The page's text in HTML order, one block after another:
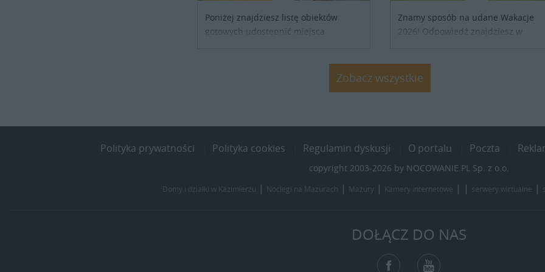
Poniżej znajdziesz listę obiektów
gotowych udostępnić miejsca
kraju. Skontaktuj się z właścicielem
Znamy sposób na udane Wakacje
2026! Odpowiedź znajdziesz w
atrakcyjne noclegi czekają...
Zobacz wszystkie
Polityka prywatności Polityka cookies Regulamin dyskusji O portalu Poczta
copyright 2003-2026 by NOCOWANIE.PL Sp. z o.o.
Domy i działki w Kazimierzu | Noclegi na Mazurach | Mazury | Kamery internetowe | | serwery wirtualne |
DOŁĄCZ DO NAS
Facebook